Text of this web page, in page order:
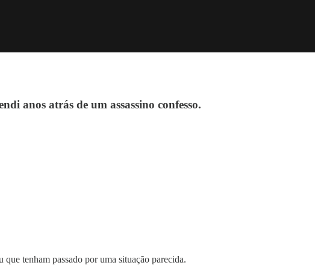
anos atrás de um assassino confesso.
tenham passado por uma situação parecida.